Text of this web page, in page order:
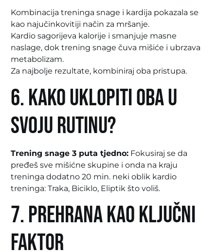
Kombinacija treninga snage i kardija pokazala se
kao najučinkovitiji način za mršanje.
Kardio sagorijeva kalorije i smanjuje masne
naslage, dok trening snage čuva mišiće i ubrzava
metabolizam.
Za najbolje rezultate, kombiniraj oba pristupa.
6. Kako uklopiti oba u
svoju rutinu?
Trening snage 3 puta tjedno: Fokusiraj se da
pređeš sve mišićne skupine i onda na kraju
treninga dodatno 20 min. neki oblik kardio
treninga: Traka, Biciklo, Eliptik što voliš.
7. Prehrana kao ključni
faktor